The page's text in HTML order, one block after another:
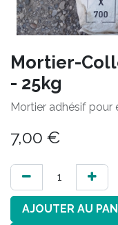
Mortier-
- 25kg
Mortier adhésif pour
7,00 €
AJOUTER AU